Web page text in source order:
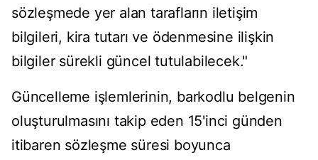
sözleşmede yer alan tarafların iletişim
bilgileri, kira tutarı ve ödenmesine ilişkin
bilgiler sürekli güncel tutulabilecek."
Güncelleme işlemlerinin, barkodlu belgenin
oluşturulmasını takip eden 15'inci günden
itibaren sözleşme süresi boyunca